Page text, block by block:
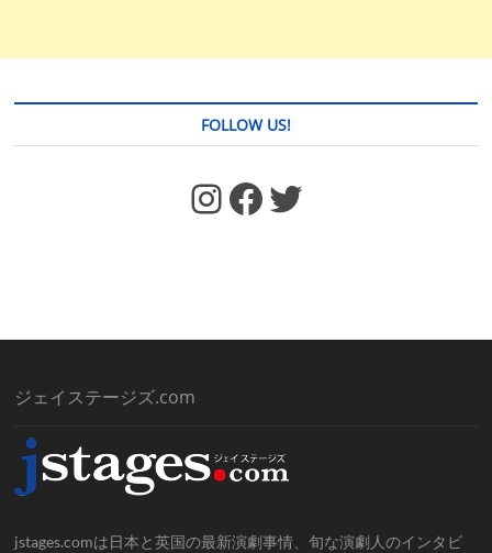
FOLLOW US!
https://www.facebook.com/jstages/ Facebook Twitter
ジェイステージズ.com
jstages.comは日本と英国の最新演劇事情、旬な演劇人のインタビ